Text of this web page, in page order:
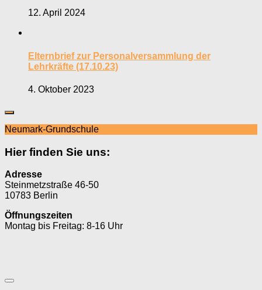
12. April 2024
Elternbrief zur Personalversammlung der
Lehrkräfte (17.10.23)
4. Oktober 2023
Neumark-Grundschule
Hier finden Sie uns:
Adresse
Steinmetzstraße 46-50
10783 Berlin
Öffnungszeiten
Montag bis Freitag: 8-16 Uhr